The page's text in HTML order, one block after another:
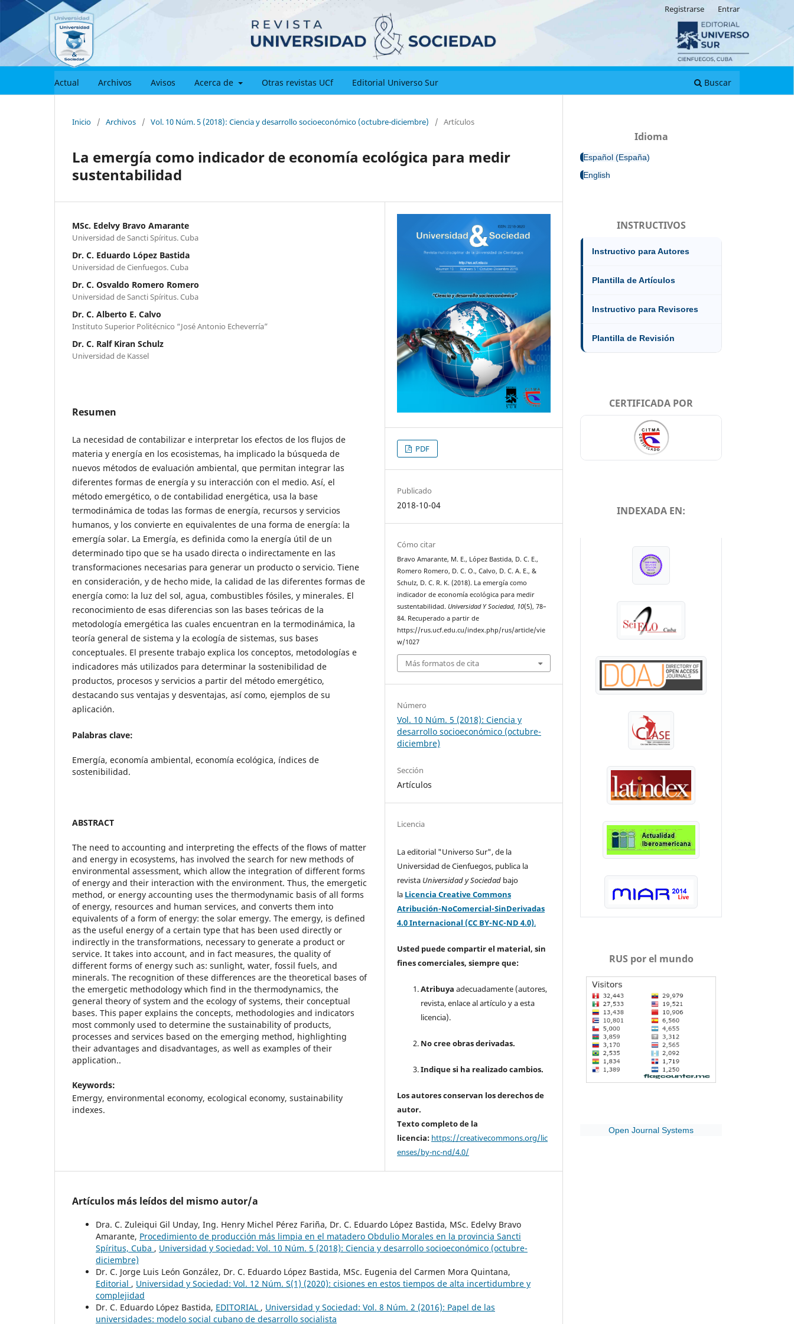
Actual Archivos Avisos Acerca de Otras revistas UCf Editorial Universo Sur Buscar
Registrarse Entrar
Inicio / Archivos / Vol. 10 Núm. 5 (2018): Ciencia y desarrollo socioeconómico (octubre-diciembre) / Artículos
La emergía como indicador de economía ecológica para medir
sustentabilidad
MSc. Edelvy Bravo Amarante
Universidad de Sancti Spíritus. Cuba
Dr. C. Eduardo López Bastida
Universidad de Cienfuegos. Cuba
Dr. C. Osvaldo Romero Romero
Universidad de Sancti Spíritus. Cuba
Dr. C. Alberto E. Calvo
Instituto Superior Politécnico “José Antonio Echeverría”
Dr. C. Ralf Kiran Schulz
Universidad de Kassel
Resumen
La necesidad de contabilizar e interpretar los efectos de los flujos de
materia y energía en los ecosistemas, ha implicado la búsqueda de
nuevos métodos de evaluación ambiental, que permitan integrar las
diferentes formas de energía y su interacción con el medio. Así, el
método emergético, o de contabilidad energética, usa la base
termodinámica de todas las formas de energía, recursos y servicios
humanos, y los convierte en equivalentes de una forma de energía: la
emergía solar. La Emergía, es definida como la energía útil de un
determinado tipo que se ha usado directa o indirectamente en las
transformaciones necesarias para generar un producto o servicio. Tiene
en consideración, y de hecho mide, la calidad de las diferentes formas de
energía como: la luz del sol, agua, combustibles fósiles, y minerales. El
reconocimiento de esas diferencias son las bases teóricas de la
metodología emergética las cuales encuentran en la termodinámica, la
teoría general de sistema y la ecología de sistemas, sus bases
conceptuales. El presente trabajo explica los conceptos, metodologías e
indicadores más utilizados para determinar la sostenibilidad de
productos, procesos y servicios a partir del método emergético,
destacando sus ventajas y desventajas, así como, ejemplos de su
aplicación.
Palabras clave:
Emergía, economía ambiental, economía ecológica, índices de
sostenibilidad.
ABSTRACT
The need to accounting and interpreting the effects of the flows of matter
and energy in ecosystems, has involved the search for new methods of
environmental assessment, which allow the integration of different forms
of energy and their interaction with the environment. Thus, the emergetic
method, or energy accounting uses the thermodynamic basis of all forms
of energy, resources and human services, and converts them into
equivalents of a form of energy: the solar emergy. The emergy, is defined
as the useful energy of a certain type that has been used directly or
indirectly in the transformations, necessary to generate a product or
service. It takes into account, and in fact measures, the quality of
different forms of energy such as: sunlight, water, fossil fuels, and
minerals. The recognition of these differences are the theoretical bases of
the emergetic methodology which find in the thermodynamics, the
general theory of system and the ecology of systems, their conceptual
bases. This paper explains the concepts, methodologies and indicators
most commonly used to determine the sustainability of products,
processes and services based on the emerging method, highlighting
their advantages and disadvantages, as well as examples of their
application..
Keywords:
Emergy, environmental economy, ecological economy, sustainability
indexes.
PDF
Publicado
2018-10-04
Cómo citar
Bravo Amarante, M. E., López Bastida, D. C. E.,
Romero Romero, D. C. O., Calvo, D. C. A. E., &
Schulz, D. C. R. K. (2018). La emergía como
indicador de economía ecológica para medir
sustentabilidad. Universidad Y Sociedad, 10(5), 78–
84. Recuperado a partir de
https://rus.ucf.edu.cu/index.php/rus/article/vie
w/1027
Más formatos de cita
Número
Vol. 10 Núm. 5 (2018): Ciencia y
desarrollo socioeconómico (octubre-
diciembre)
Sección
Artículos
Licencia
La editorial "Universo Sur", de la
Universidad de Cienfuegos, publica la
revista Universidad y Sociedad bajo
la Licencia Creative Commons
Atribución-NoComercial-SinDerivadas
4.0 Internacional (CC BY-NC-ND 4.0).
Usted puede compartir el material, sin
fines comerciales, siempre que:
Atribuya adecuadamente (autores,
revista, enlace al artículo y a esta
licencia).
No cree obras derivadas.
Indique si ha realizado cambios.
Los autores conservan los derechos de
autor.
Texto completo de la
licencia: https://creativecommons.org/lic
enses/by-nc-nd/4.0/
Artículos más leídos del mismo autor/a
Dra. C. Zuleiqui Gil Unday, Ing. Henry Michel Pérez Fariña, Dr. C. Eduardo López Bastida, MSc. Edelvy Bravo
Amarante, Procedimiento de producción más limpia en el matadero Obdulio Morales en la provincia Sancti
Spíritus, Cuba , Universidad y Sociedad: Vol. 10 Núm. 5 (2018): Ciencia y desarrollo socioeconómico (octubre-
diciembre)
Dr. C. Jorge Luis León González, Dr. C. Eduardo López Bastida, MSc. Eugenia del Carmen Mora Quintana,
Editorial , Universidad y Sociedad: Vol. 12 Núm. S(1) (2020): cisiones en estos tiempos de alta incertidumbre y
complejidad
Dr. C. Eduardo López Bastida, EDITORIAL , Universidad y Sociedad: Vol. 8 Núm. 2 (2016): Papel de las
universidades: modelo social cubano de desarrollo socialista
Idioma
Español (España)
English
INSTRUCTIVOS
Instructivo para Autores
Plantilla de Artículos
Instructivo para Revisores
Plantilla de Revisión
CERTIFICADA POR
INDEXADA EN:
RUS por el mundo
Open Journal Systems